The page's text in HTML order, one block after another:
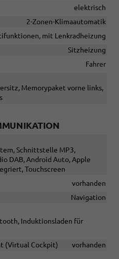
elektrisch
2-Zonen-Klimaautomatik
mit Lenkradheizung
Sitzheizung
Fahrer
Memorypaket vorne links,
Schnittstelle MP3,
DAB, Android Auto, Apple
Touchscreen
vorhanden
Navigation
Induktionsladen für
(Virtual Cockpit)
vorhanden